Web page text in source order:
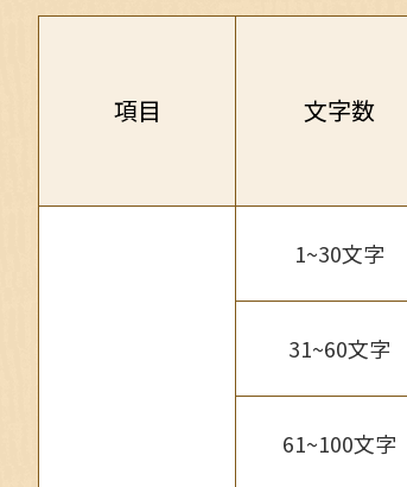
項目 文字数
1~30文字
31~60文字
61~100文字